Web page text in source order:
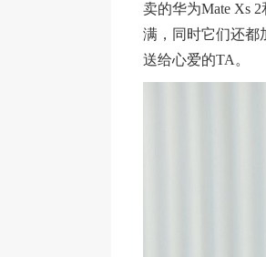
卖的华为Mate Xs
满，同时它们还都
送给心爱的TA。